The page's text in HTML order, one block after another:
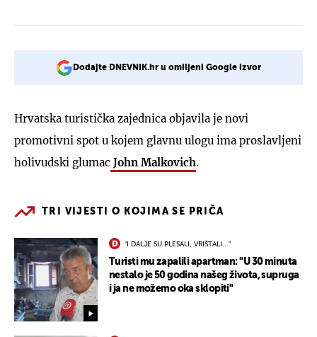
Dodajte DNEVNIK.hr u omiljeni Google izvor
Hrvatska turistička zajednica objavila je novi
promotivni spot u kojem glavnu ulogu ima proslavljeni
holivudski glumac John Malkovich.
TRI VIJESTI O KOJIMA SE PRIČA
"I DALJE SU PLESALI, VRIŠTALI..."
Turisti mu zapalili apartman: "U 30 minuta
nestalo je 50 godina našeg života, supruga
i ja ne možemo oka sklopiti"